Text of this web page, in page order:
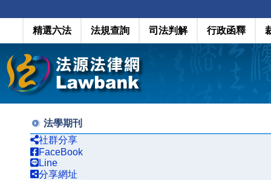
精選六法 法規查詢 司法判解 行政函釋
法學期刊
社群分享
FaceBook
Line
分享網址